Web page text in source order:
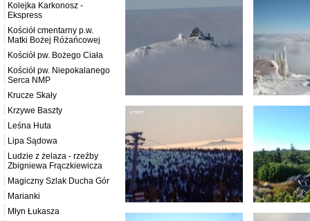
Kolejka Karkonosz -
Ekspress
Kościół cmentarny p.w.
Matki Bożej Różańcowej
Kościół pw. Bożego Ciała
Kościół pw. Niepokalanego
Serca NMP
Krucze Skały
Krzywe Baszty
Leśna Huta
Lipa Sądowa
Ludzie z żelaza - rzeźby
Zbigniewa Frączkiewicza
Magiczny Szlak Ducha Gór
Marianki
Młyn Łukasza